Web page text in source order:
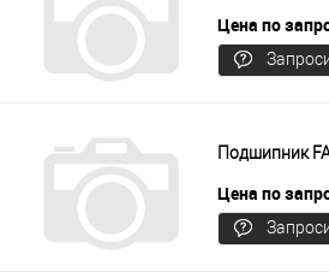
Цена по
Подшипник
Цена по